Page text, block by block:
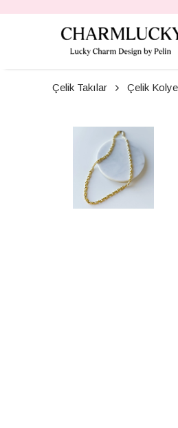
Çelik Takılar Çelik Kolye